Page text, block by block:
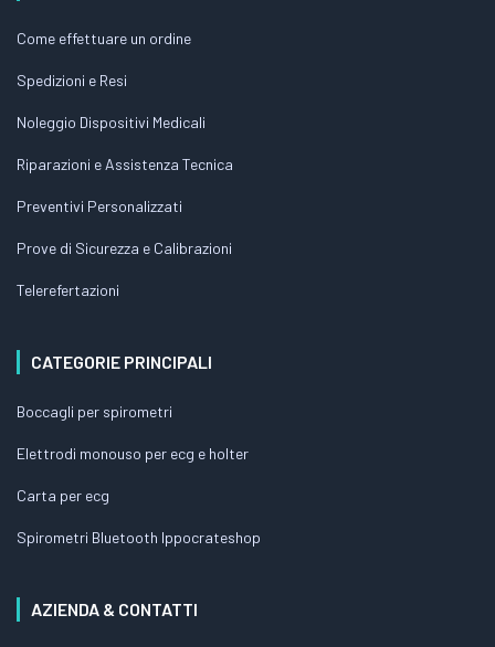
Come effettuare un ordine
Spedizioni e Resi
Noleggio Dispositivi Medicali
Riparazioni e Assistenza Tecnica
Preventivi Personalizzati
Prove di Sicurezza e Calibrazioni
Telerefertazioni
CATEGORIE PRINCIPALI
Boccagli per spirometri
Elettrodi monouso per ecg e holter
Carta per ecg
Spirometri Bluetooth Ippocrateshop
AZIENDA & CONTATTI